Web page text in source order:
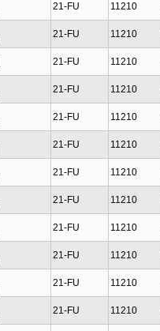
21-FU 11210
21-FU 11210
21-FU 11210
21-FU 11210
21-FU 11210
21-FU 11210
21-FU 11210
21-FU 11210
21-FU 11210
21-FU 11210
21-FU 11210
21-FU 11210